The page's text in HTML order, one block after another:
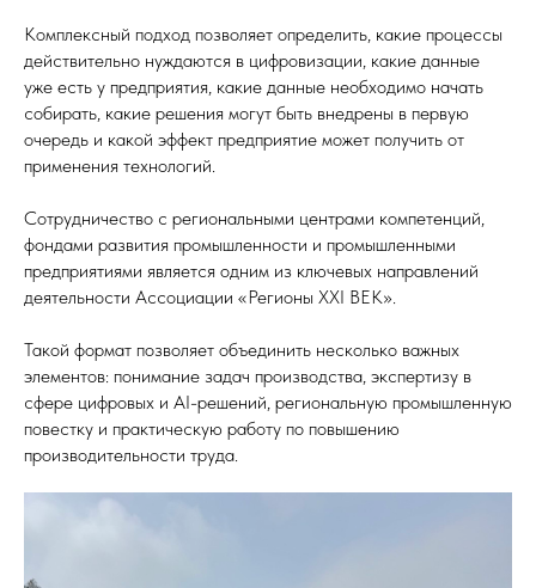
Комплексный подход позволяет определить, какие процессы
действительно нуждаются в цифровизации, какие данные
уже есть у предприятия, какие данные необходимо начать
собирать, какие решения могут быть внедрены в первую
очередь и какой эффект предприятие может получить от
применения технологий.
Сотрудничество с региональными центрами компетенций,
фондами развития промышленности и промышленными
предприятиями является одним из ключевых направлений
деятельности Ассоциации «Регионы XXI ВЕК».
Такой формат позволяет объединить несколько важных
элементов: понимание задач производства, экспертизу в
сфере цифровых и AI-решений, региональную промышленную
повестку и практическую работу по повышению
производительности труда.